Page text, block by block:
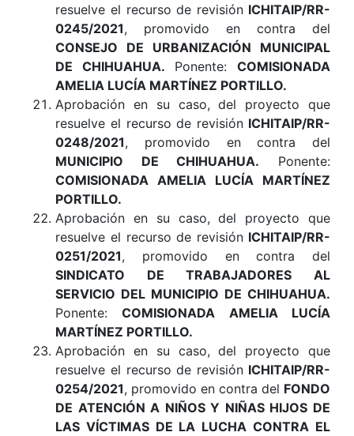
resuelve el recurso de revisión ICHITAIP/RR-
0245/2021, promovido en contra del
CONSEJO DE URBANIZACIÓN MUNICIPAL
DE CHIHUAHUA. Ponente:COMISIONADA
AMELIA LUCÍA MARTÍNEZ PORTILLO.
Aprobación en su caso, del proyecto que
resuelve el recurso de revisión ICHITAIP/RR-
0248/2021, promovido en contra del
MUNICIPIO DE CHIHUAHUA. Ponente:
COMISIONADA AMELIA LUCÍA MARTÍNEZ
PORTILLO.
Aprobación en su caso, del proyecto que
resuelve el recurso de revisión ICHITAIP/RR-
0251/2021, promovido en contra del
SINDICATO DE TRABAJADORES AL
SERVICIO DEL MUNICIPIO DE CHIHUAHUA.
Ponente:COMISIONADA AMELIA LUCÍA
MARTÍNEZ PORTILLO.
Aprobación en su caso, del proyecto que
resuelve el recurso de revisión ICHITAIP/RR-
0254/2021, promovido en contra del FONDO
DE ATENCIÓN A NIÑOS Y NIÑAS HIJOS DE
LAS VÍCTIMAS DE LA LUCHA CONTRA EL